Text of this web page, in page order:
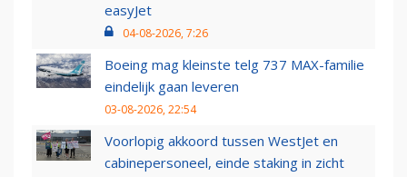
easyJet
04-08-2026, 7:26
Boeing mag kleinste telg 737 MAX-familie
eindelijk gaan leveren
03-08-2026, 22:54
Voorlopig akkoord tussen WestJet en
cabinepersoneel, einde staking in zicht